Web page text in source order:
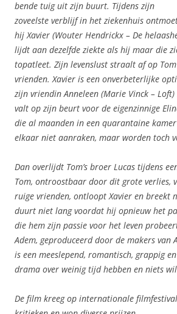
bende tuig uit zijn buurt. Tijdens zijn
zoveelste verblijf in het ziekenhuis
hij Xavier (Wouter Hendrickx – De
lijdt aan dezelfde ziekte als hij maar die
topatleet. Zijn levenslust straalt af op
vrienden. Xavier is een onverbeterlijke
zijn vriendin Anneleen (Marie Vinck –
valt op zijn beurt voor de eigenzinnige
die al maanden in een quarantaine
elkaar niet aanraken, maar worden toch
Dan overlijdt Tom’s broer Lucas tijdens
Tom, ontroostbaar door dit grote verlies,
ruige vrienden, ontloopt Xavier en breekt
duurt niet lang voordat hij opnieuw het
die hem zijn passie voor het leven
Adem, geproduceerd door de makers van
is een meeslepend, romantisch, grappig
drama over weinig tijd hebben en niets
De film kreeg op internationale